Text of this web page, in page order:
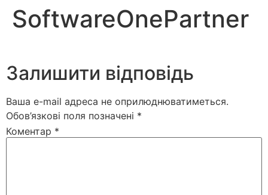
SoftwareOnePartner
Залишити відповідь
Ваша e-mail адреса не оприлюднюватиметься.
Обов’язкові поля позначені *
Коментар *